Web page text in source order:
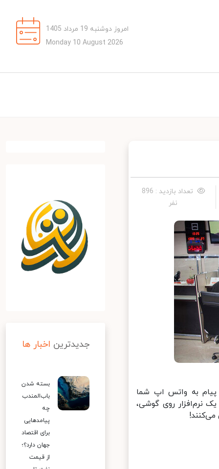
امروز دوشنبه 19 مرداد 1405
Monday 10 August 2026
تعداد بازدید : 896
نفر
به واتس اپ شما
نرم‌افزار روی گوشی،
جدیدترین اخبار ها
بسته شدن
باب‌المندب
چه
پیامدهایی
برای اقتصاد
جهان دارد؟؛
از قیمت